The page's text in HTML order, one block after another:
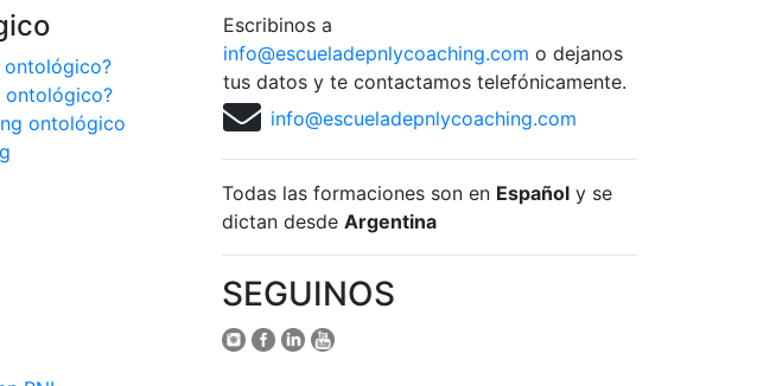
ontológico?
ontológico?
ontológico
Escribinos a
info@escueladepnlycoaching.com o dejanos
tus datos y te contactamos telefónicamente.
info@escueladepnlycoaching.com
Todas las formaciones son en Español y se
dictan desde Argentina
SEGUINOS